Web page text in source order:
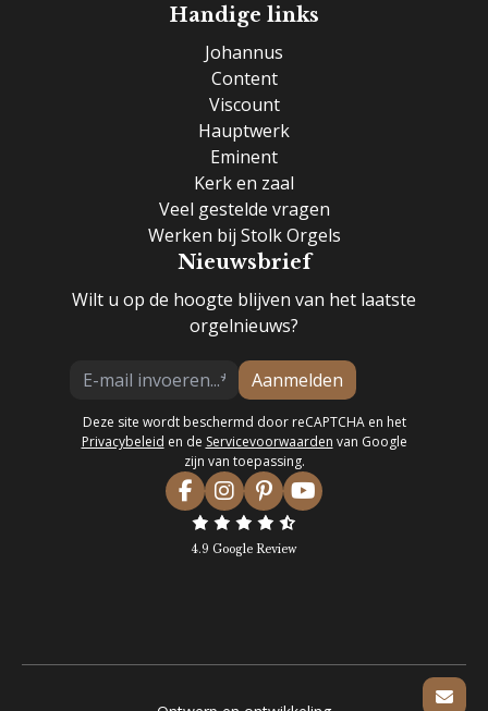
Handige links
Johannus
Content
Viscount
Hauptwerk
Eminent
Kerk en zaal
Veel gestelde vragen
Werken bij Stolk Orgels
Nieuwsbrief
Wilt u op de hoogte blijven van het laatste
orgelnieuws?
Aanmelden
Deze site wordt beschermd door reCAPTCHA en het
Privacybeleid en de Servicevoorwaarden van Google
zijn van toepassing.
4.9 Google Review